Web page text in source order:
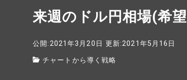
来週のドル円相場(希
公開:2021年3月20日 更新:2021年5月16日
チャートから導く戦略